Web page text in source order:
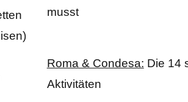
musst
Roma & Condesa: Die 14
Aktivitäten